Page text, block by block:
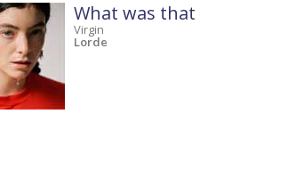
What was that
Virgin
Lorde